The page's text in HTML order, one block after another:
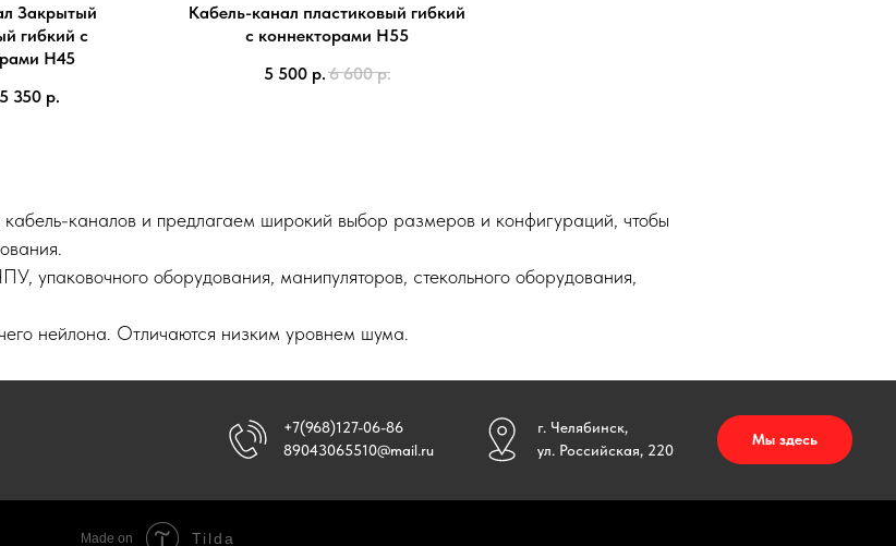
Закрытый
гибкий с
H45
350 р.
Кабель-канал пластиковый гибкий
с коннекторами H55
5 500 р.6 600 р.
каналов и предлагаем широкий выбор размеров и конфигураций, чтобы
упаковочного оборудования, манипуляторов, стекольного оборудования,
нейлона. Отличаются низким уровнем шума.
+7(968)127-06-86
89043065510@mail.ru
г. Челябинск,
ул. Российская, 220
Мы здесь
Made on Tilda